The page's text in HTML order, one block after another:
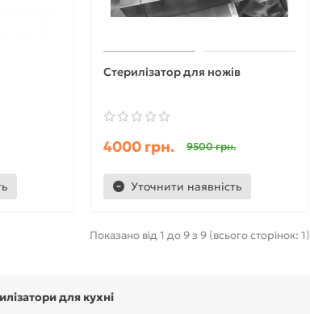
Стерилізатор для ножів
4000 грн. 9500 грн.
Уточнити наявність
Показано від 1 до 9 з 9 (всього сторінок: 1)
для кухні